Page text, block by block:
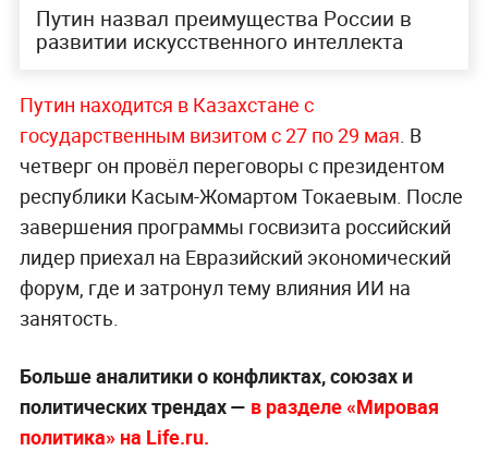
Путин назвал преимущества России в
развитии искусственного интеллекта
Путин находится в Казахстане с
государственным визитом с 27 по 29 мая . В
четверг он провёл переговоры с президентом
республики Касым-Жомартом Токаевым. После
завершения программы госвизита российский
лидер приехал на Евразийский экономический
форум, где и затронул тему влияния ИИ на
занятость.
Больше аналитики о конфликтах, союзах и
политических трендах — в разделе «Мировая
политика» на Life.ru.